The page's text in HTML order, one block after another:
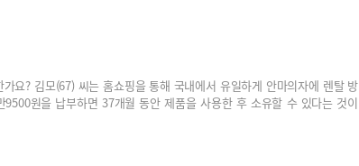
요? 김모(67) 씨는 홈쇼핑을 통해 국내에서 유일하게 안마의자에 렌탈 방
원을 납부하면 37개월 동안 제품을 사용한 후 소유할 수 있다는 것이